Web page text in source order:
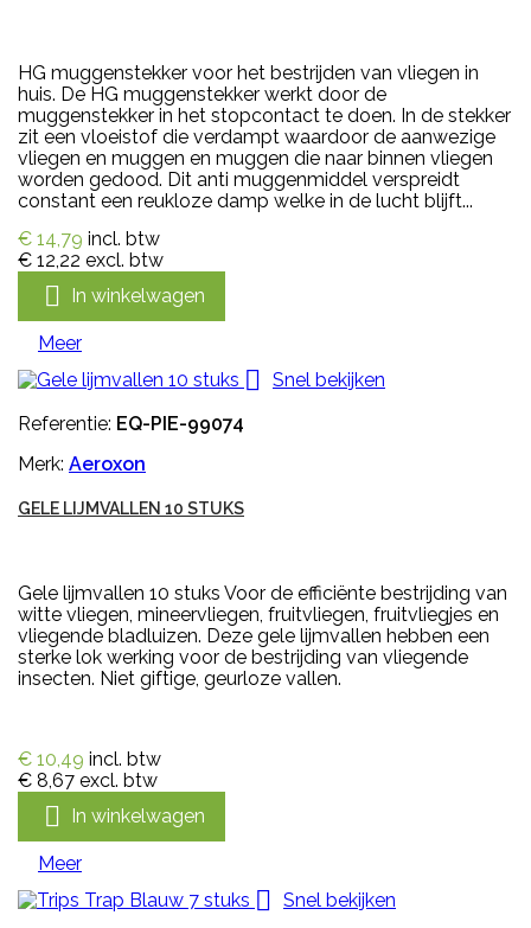
HG muggenstekker voor het bestrijden van vliegen in
huis. De HG muggenstekker werkt door de
muggenstekker in het stopcontact te doen. In de stekker
zit een vloeistof die verdampt waardoor de aanwezige
vliegen en muggen en muggen die naar binnen vliegen
worden gedood. Dit anti muggenmiddel verspreidt
constant een reukloze damp welke in de lucht blijft...
€ 14,79 incl. btw
€ 12,22 excl. btw
 In winkelwagen
Meer

Snel bekijken
Referentie: EQ-PIE-99074
Merk: Aeroxon
GELE LIJMVALLEN 10 STUKS
Gele lijmvallen 10 stuks Voor de efficiënte bestrijding van
witte vliegen, mineervliegen, fruitvliegen, fruitvliegjes en
vliegende bladluizen. Deze gele lijmvallen hebben een
sterke lok werking voor de bestrijding van vliegende
insecten. Niet giftige, geurloze vallen.
€ 10,49 incl. btw
€ 8,67 excl. btw
 In winkelwagen
Meer
 Snel bekijken